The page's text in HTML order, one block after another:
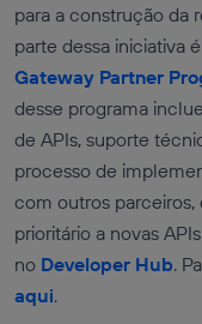
para a construção da
parte dessa iniciativa
Gateway Partner
desse programa
de APIs, suporte
processo de
com outros
prioritário a novas
no Developer Hub.
aqui.